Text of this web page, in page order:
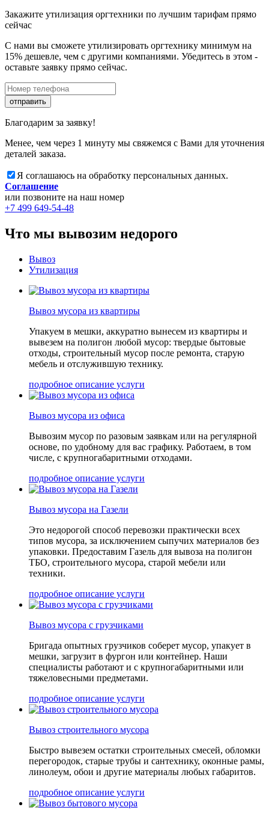
Закажите утилизация оргтехники по лучшим тарифам прямо
сейчас
С нами вы сможете утилизировать оргтехнику минимум на
15% дешевле, чем с другими компаниями. Убедитесь в этом -
оставьте заявку прямо сейчас.
отправить
Благодарим за заявку!
Менее, чем через 1 минуту мы свяжемся с Вами для уточнения
деталей заказа.
Я соглашаюсь на обработку персональных данных.
Соглашение
или позвоните на наш номер
+7 499 649-54-48
Что мы вывозим недорого
Вывоз
Утилизация
Вывоз мусора из квартиры
Упакуем в мешки, аккуратно вынесем из квартиры и
вывезем на полигон любой мусор: твердые бытовые
отходы, строительный мусор после ремонта, старую
мебель и отслужившую технику.
подробное описание услуги
Вывоз мусора из офиса
Вывозим мусор по разовым заявкам или на регулярной
основе, по удобному для вас графику. Работаем, в том
числе, с крупногабаритными отходами.
подробное описание услуги
Вывоз мусора на Газели
Это недорогой способ перевозки практически всех
типов мусора, за исключением сыпучих материалов без
упаковки. Предоставим Газель для вывоза на полигон
ТБО, строительного мусора, старой мебели или
техники.
подробное описание услуги
Вывоз мусора с грузчиками
Бригада опытных грузчиков соберет мусор, упакует в
мешки, загрузит в фургон или контейнер. Наши
специалисты работают и с крупногабаритными или
тяжеловесными предметами.
подробное описание услуги
Вывоз строительного мусора
Быстро вывезем остатки строительных смесей, обломки
перегородок, старые трубы и сантехнику, оконные рамы,
линолеум, обои и другие материалы любых габаритов.
подробное описание услуги